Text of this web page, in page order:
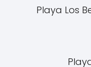
Playa Los